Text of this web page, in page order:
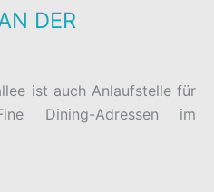
DER
ist auch Anlaufstelle für
Dining-Adressen im